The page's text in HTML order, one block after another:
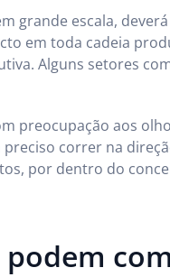
grande escala,
em toda cadeia
Alguns setores
preocupação aos
correr na
por dentro do